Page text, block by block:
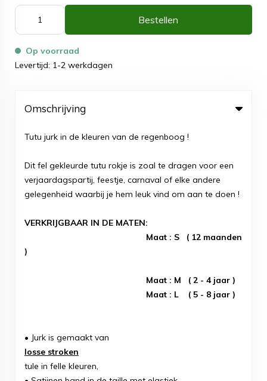
Bestellen
Op voorraad
Levertijd: 1-2 werkdagen
Omschrijving
Tutu jurk in de kleuren van de regenboog !
Dit fel gekleurde tutu rokje is zoal te dragen voor een
verjaardagspartij, feestje, carnaval of elke andere
gelegenheid waarbij je hem leuk vind om aan te doen !
VERKRIJGBAAR IN DE MATEN:
Maat : S ( 12 maanden
)
Maat : M ( 2 - 4 jaar )
Maat : L ( 5 - 8 jaar )
• Jurk is gemaakt van
losse stroken
tule in felle kleuren,